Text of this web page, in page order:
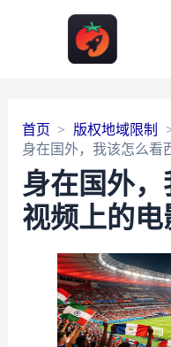
首页
版权地域限制
身在国外，我该怎么看
身在国外
视频上的电